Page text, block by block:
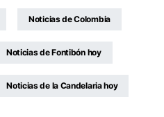
Noticias de Colombia
Noticias de Fontibón hoy
Noticias de la Candelaria hoy